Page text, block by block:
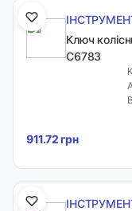
Ключ
C6783
911.72 грн